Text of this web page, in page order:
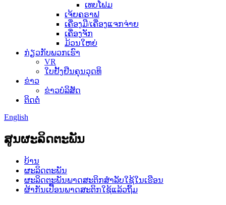
ເທບໂຟມ
ເຈ້ຍຄຣາຟ
ເຄື່ອງມື/ເຄື່ອງແຈກຈ່າຍ
ເຄື່ອງຈັກ
ມ້ວນໃຫຍ່
ກ່ຽວກັບພວກເຮົາ
VR
ໃບຢັ້ງຢືນຄຸນວຸດທິ
ຂ່າວ
ຂ່າວບໍລິສັດ
ຕິດຕໍ່
English
ສູນຜະລິດຕະພັນ
ບ້ານ
ຜະລິດຕະພັນ
ຜະລິດຕະພັນພາດສະຕິກສຳລັບໃຊ້ໃນເຮືອນ
ຜ້າກັນເປື້ອນພາດສະຕິກໃຊ້ແລ້ວຖິ້ມ